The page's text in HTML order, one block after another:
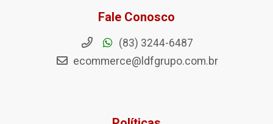
Fale Conosco
(83) 3244-6487
ecommerce@ldfgrupo.com.br